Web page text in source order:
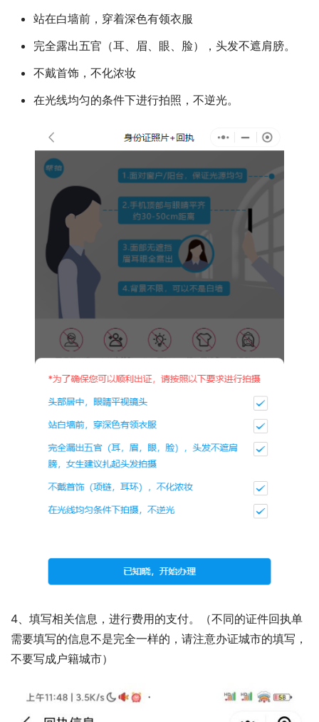
站在白墙前，穿着深色有领衣服
完全露出五官（耳、眉、眼、脸），头发不遮肩膀。
不戴首饰，不化浓妆
在光线均匀的条件下进行拍照，不逆光。
4、填写相关信息，进行费用的支付。（不同的证件回执单
需要填写的信息不是完全一样的，请注意办证城市的填写，
不要写成户籍城市）